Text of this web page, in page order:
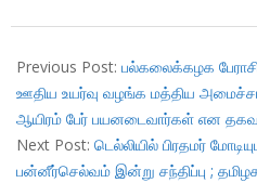
10-
12
Previous Post: பல்கலைக்கழக
ஊதிய உயர்வு வழங்க மத்திய
ஆயிரம் பேர் பயனடைவார்கள் என
Next Post: டெல்லியில் பிரதமர்
பன்னீர்செல்வம் இன்று சந்திப்பு ;